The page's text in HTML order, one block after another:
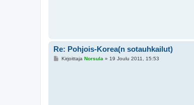
Re: Pohjois-Korea(n sotauhkailut)
VKirjoittaja Norsula» 19 Joulu 2011, 15:53